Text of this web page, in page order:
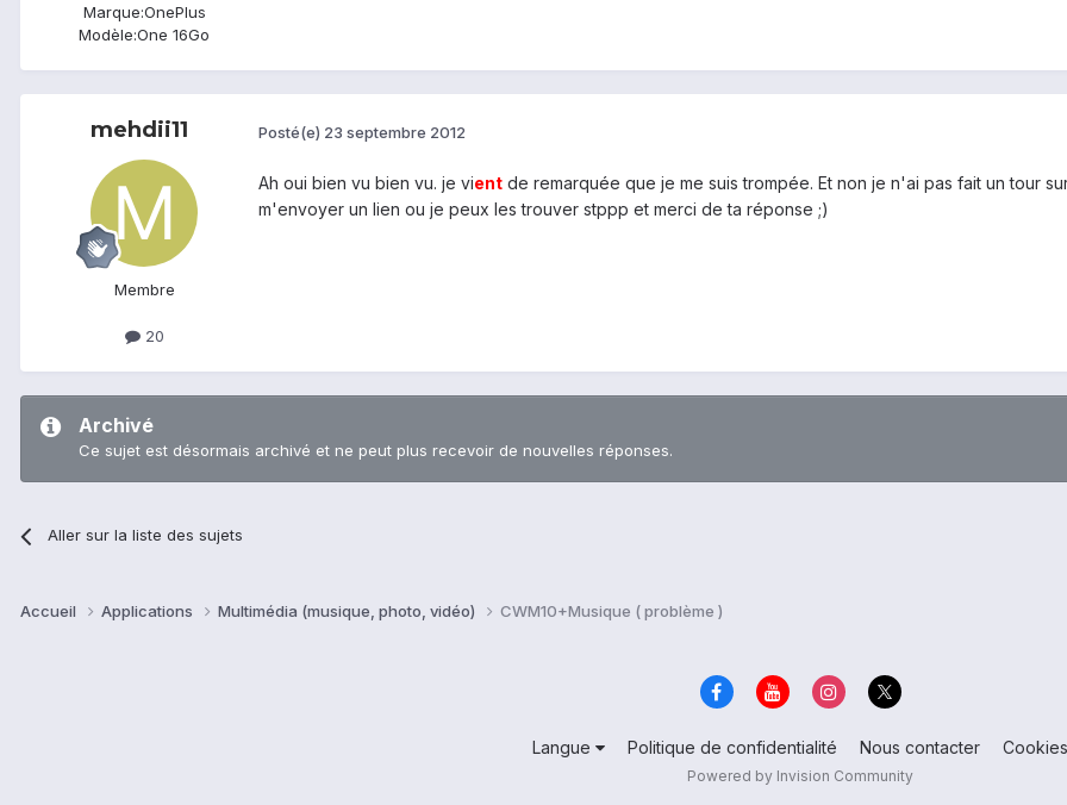
Marque:OnePlus
Modèle:One 16Go
mehdii11
Membre
20
Posté(e) 23 septembre 2012
Ah oui bien vu bien vu. je vient de remarquée que je me suis trompée. Et non je n'ai pas fait un tour
m'envoyer un lien ou je peux les trouver stppp et merci de ta réponse ;)
Archivé
Ce sujet est désormais archivé et ne peut plus recevoir de nouvelles réponses.
Aller sur la liste des sujets
Accueil Applications Multimédia (musique, photo, vidéo) CWM10+Musique ( problème )
Langue Politique de confidentialité Nous contacter Cookies
Powered by Invision Community